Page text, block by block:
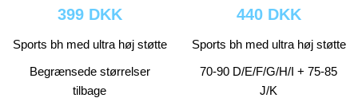
399 DKK
Sports bh med ultra høj støtte
Begrænsede størrelser
tilbage
440 DKK
Sports bh med ultra høj støtte
70-90 D/E/F/G/H/I + 75-85
J/K